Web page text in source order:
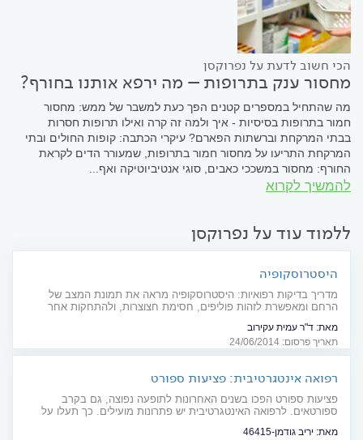
הכי חשוב לדעת על נפרוקסן
מחסור ענק בתרופות – מה ירפא אותנו בחורף?
מה שהתחיל במספרים קטנים הפך כעת למשבר של ממש: מחסור
חמור בתרופות בסיסיות - איך ולמה זה קרה ואילו תרופות חסרות
בבתי המרקחת וברשתות הפארם? עיקרי הכתבה: קופות החולים ובתי
המרקחת התריעו על מחסור חמור בתרופות, שמעורר הדים לקראת
החורף: מחסור במשככי כאבים, סוגי אנטיביוטיקה ואף...
להמשיך לקרוא
ללמוד עוד על נפרוקסן
היסטרוסקופיה
מדריך בדיקות רפואיות: היסטרוסקופיה מראה את תמונת המצב של
הרחם ומאפשרת לזהות פוליפים, חסימת חצוצרות, ולהתחקות אחר
מאת: ד"ר עמית עקירוב
תאריך פרסום: 24/06/2014
רפואה אינטגרטיבית: פציעות ספורט
פציעות ספורט הפכו בשנים האחרונות לתופעה נפוצה, גם בקרב
ספורטאים. לרפואה האינטגרטיבית יש פתרונות מועילים. כך תעלו על
מאת: יריב גודמן-46415